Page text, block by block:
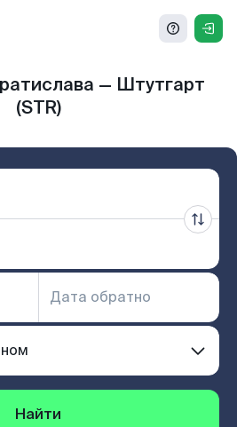
— Штутгарт
(STR)
Найти